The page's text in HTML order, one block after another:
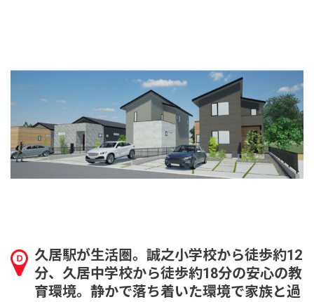
久居駅が生活圏。誠之小学校から徒歩約12
分、久居中学校から徒歩約18分の安心の教
育環境。静かで落ち着いた環境で家族と過